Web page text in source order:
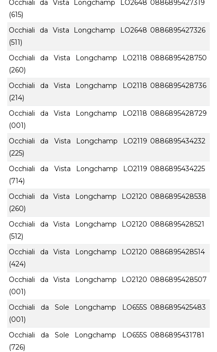
Occhiali da Vista Longchamp LO2648
(615)
0886895427319
Occhiali da Vista Longchamp LO2648
(511)
0886895427326
Occhiali da Vista Longchamp LO2118
(260)
0886895428750
Occhiali da Vista Longchamp LO2118
(214)
0886895428736
Occhiali da Vista Longchamp LO2118
(001)
0886895428729
Occhiali da Vista Longchamp LO2119
(225)
0886895434232
Occhiali da Vista Longchamp LO2119
(714)
0886895434225
Occhiali da Vista Longchamp LO2120
(260)
0886895428538
Occhiali da Vista Longchamp LO2120
(512)
0886895428521
Occhiali da Vista Longchamp LO2120
(424)
0886895428514
Occhiali da Vista Longchamp LO2120
(001)
0886895428507
Occhiali da Sole Longchamp LO655S
(001)
0886895425483
Occhiali da Sole Longchamp LO655S
(726)
0886895431781